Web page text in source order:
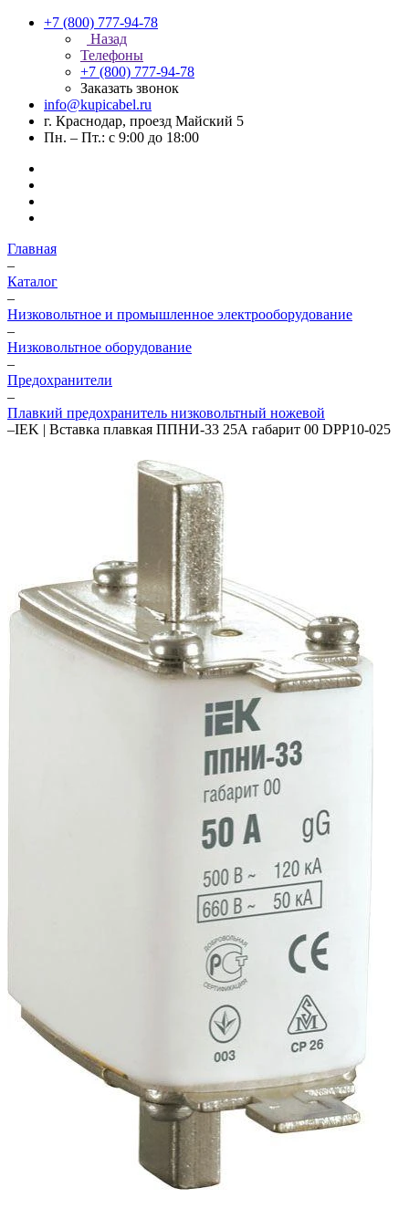
+7 (800) 777-94-78
Назад
Телефоны
+7 (800) 777-94-78
Заказать звонок
info@kupicabel.ru
г. Краснодар, проезд Майский 5
Пн. – Пт.: с 9:00 до 18:00
Главная
–
Каталог
–
Низковольтное и промышленное электрооборудование
–
Низковольтное оборудование
–
Предохранители
–
Плавкий предохранитель низковольтный ножевой
–IEK | Вставка плавкая ППНИ-33 25А габарит 00 DPP10-025